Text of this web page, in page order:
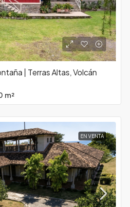
| Terras Altas, Volcán
m²
EN VENTA